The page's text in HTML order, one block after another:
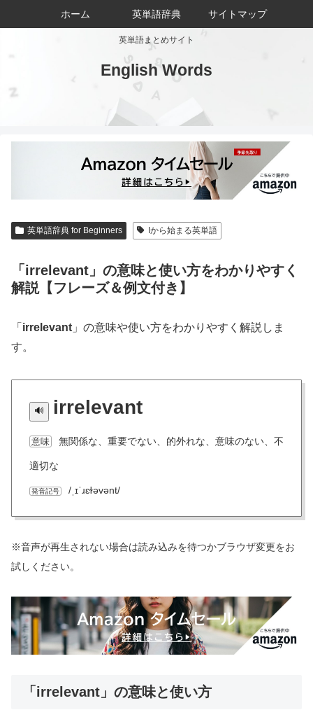
英単語まとめサイト
English Words
ホーム 英単語辞典 サイトマップ
英単語辞典 for Beginners Iから始まる英単語
「irrelevant」の意味と使い方をわかりやすく
解説【フレーズ＆例文付き】
「 irrelevant 」の意味や使い方をわかりやすく解説しま
す。
irrelevant
意味 無関係な、重要でない、的外れな、意味のない、不
適切な
発音記号 /ˌɪˈɹɛɫəvənt/
※音声が再生されない場合は読み込みを待つかブラウザ変更をお
試しください。
「irrelevant」の意味と使い方